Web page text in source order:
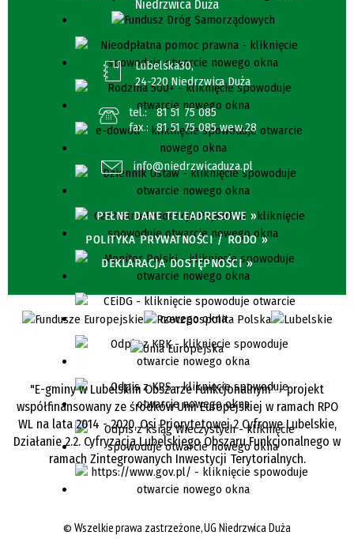
Niedrzwica Duża
Lubelska30,
24-220 Niedrzwica Duża
tel.:
81 51 75 085
fax.:
81 51 75 085 wew.28
info@niedrzwicaduza.pl
PEŁNE DANE TELEADRESOWE »
POLITYKA PRYWATNOŚCI / RODO »
DEKLARACJA DOSTĘPNOŚCI »
"E-gminy w Lubelskim Obszarze Funkcjonalnym" - projekt
współfinansowany ze środków Unii Europejskiej w ramach RPO
WL na lata 2014 - 2020, Osi Priorytetowej 2 Cyfrowe Lubelskie,
Działanie 2.2. Cyfryzacja Lubelskiego Obszaru Funkcjonalnego w
ramach Zintegrowanych Inwestycji Terytorialnych.
©Wszelkie prawa zastrzeżone, UG Niedrzwica Duża